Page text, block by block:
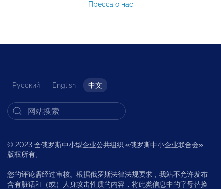
Пресса о нас
Русский English 中文
© 2023 全俄罗斯中小型企业公共组织 «俄罗斯中小企业联合会»
版权所有。
您的评论需经过审核。根据俄罗斯法律法规要求，我站不允许发布
含有脏话和（或）人身攻击性质的内容，将此类信息中的字母替换